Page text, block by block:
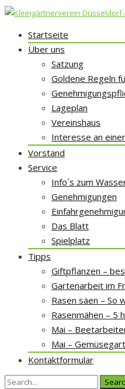
Skip
Startseite
Über uns
Satzung
Goldene Regeln
Lageplan
Vereinshaus
Interesse an
Vorstand
Service
Info´s zum
Genehmigungen
Das Blatt
Spielplatz
Tipps
Giftpflanzen –
Gartenarbeit im
Rasen säen – So
Rasenmähen – 5
Mai –
Mai –
Kontaktformular
Search